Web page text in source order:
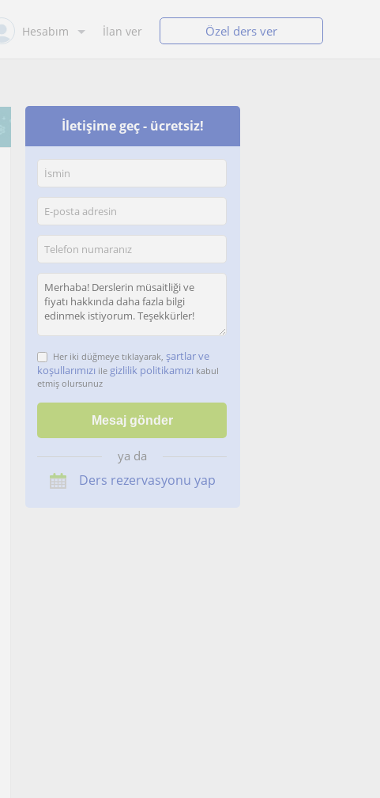
Hesabım İlan ver Özel ders ver
İletişime geç - ücretsiz!
Her iki düğmeye tıklayarak, şartlar ve
koşullarımızı ile gizlilik politikamızı kabul
etmiş olursunuz
ya da
Ders rezervasyonu yap